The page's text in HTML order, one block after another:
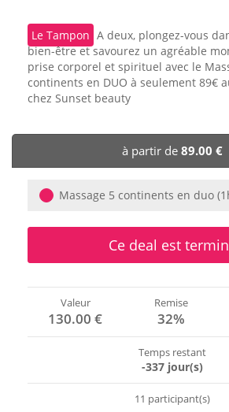
💅 Beauté
🎯 Loisirs
Le Tampon A deux, plongez-vous
bien-être et savourez un agréable
prise corporel et spirituel avec le
continents en DUO à seulement 89€
chez Sunset beauty
à partir de 89.00 €
Massage 5 continents en duo
Ce deal est
Valeur
130.00 €
Remise
32%
Temps restant
-337 jour(s)
11 participant(s)